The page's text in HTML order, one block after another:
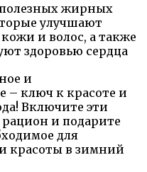
жирных
улучшают
и волос, а также
здоровью сердца
и
– ключ к красоте и
Включите эти
и подарите
для
красоты в зимний